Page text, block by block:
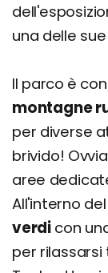
una delle
Il parco è
montagne
per diverse
brivido!
aree
All'interno
verdi con
per